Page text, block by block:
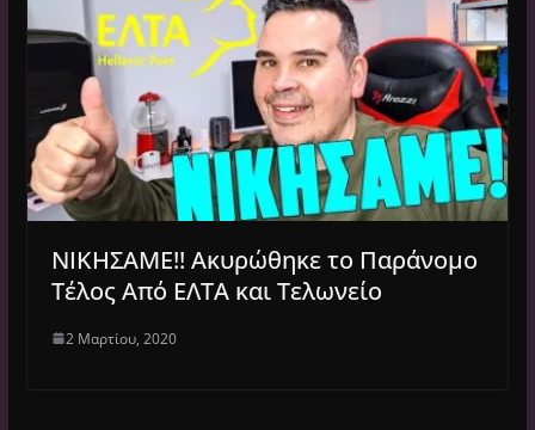
ΝΙΚΗΣΑΜΕ!! Ακυρώθηκε το Παράνομο
Τέλος Από ΕΛΤΑ και Τελωνείο
2 Μαρτίου, 2020